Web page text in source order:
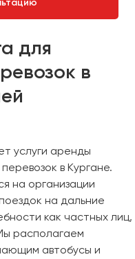
для
в
услуги аренды
в Кургане.
на организации
на дальние
как частных лиц,
располагаем
автобусы и